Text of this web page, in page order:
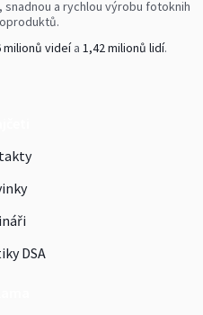
a rychlou výrobu fotoknih
milionů videía 1,42 milionů lidí.
DSA